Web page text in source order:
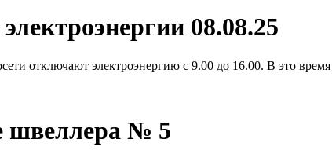
08.08.25
отключают электроэнергию с 9.00 до 16.00. В это
швеллера № 5